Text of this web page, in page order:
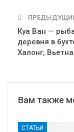
Куа Ван —
деревня в
Халонг,
Вам также
СТАТЬИ